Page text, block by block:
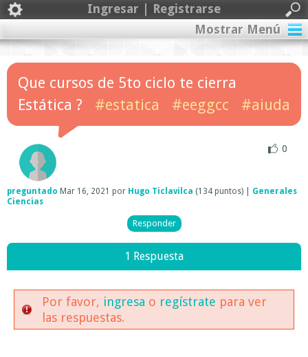
Ingresar | Registrarse
Mostrar Menú
Que cursos de 5to ciclo te cierra
Estática ?
#estatica #eeggcc #aiuda
0
preguntado Mar 16, 2021 por Hugo Ticlavilca (134 puntos)
Generales
Ciencias
1 Respuesta
Por favor, ingresa o regístrate para ver
las respuestas.